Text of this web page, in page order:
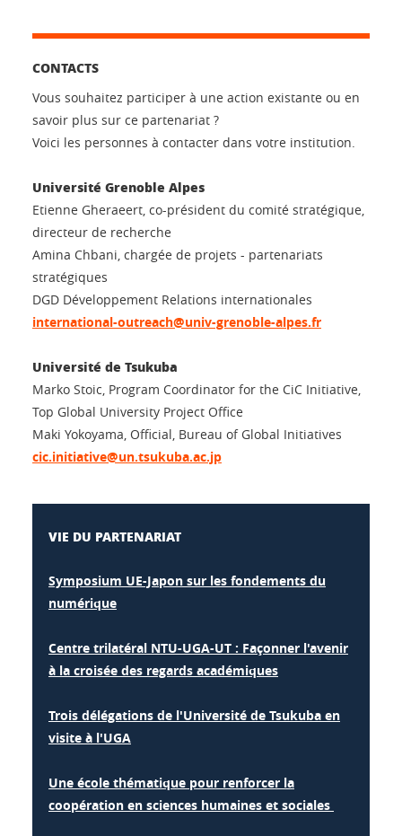
CONTACTS
Vous souhaitez participer à une action existante ou en
savoir plus sur ce partenariat ?
Voici les personnes à contacter dans votre institution.
Université Grenoble Alpes
Etienne Gheraeert, co-président du comité stratégique,
directeur de recherche
Amina Chbani, chargée de projets - partenariats
stratégiques
DGD Développement Relations internationales
international-outreach@univ-grenoble-alpes.fr
Université de Tsukuba
Marko Stoic, Program Coordinator for the CiC Initiative,
Top Global University Project Office
Maki Yokoyama, Official, Bureau of Global Initiatives
cic.initiative@un.tsukuba.ac.jp
VIE DU PARTENARIAT
Symposium UE-Japon sur les fondements du
numérique
Centre trilatéral NTU-UGA-UT : Façonner l'avenir
à la croisée des regards académiques
Trois délégations de l'Université de Tsukuba en
visite à l'UGA
Une école thématique pour renforcer la
coopération en sciences humaines et sociales